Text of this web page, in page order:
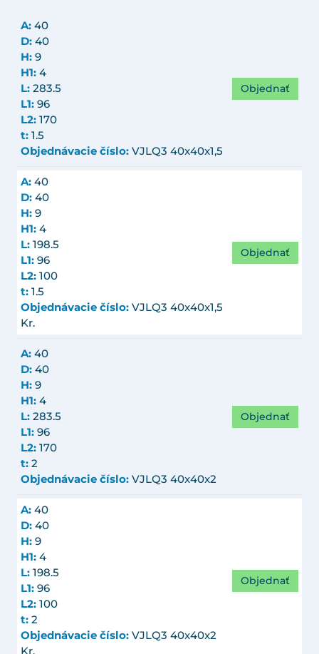
A: 40
D: 40
H: 9
H1: 4
L: 283.5
L1: 96
L2: 170
t: 1.5
Objednávacie číslo: VJLQ3 40x40x1,5
Objednať
A: 40
D: 40
H: 9
H1: 4
L: 198.5
L1: 96
L2: 100
t: 1.5
Objednávacie číslo: VJLQ3 40x40x1,5
Kr.
Objednať
A: 40
D: 40
H: 9
H1: 4
L: 283.5
L1: 96
L2: 170
t: 2
Objednávacie číslo: VJLQ3 40x40x2
Objednať
A: 40
D: 40
H: 9
H1: 4
L: 198.5
L1: 96
L2: 100
t: 2
Objednávacie číslo: VJLQ3 40x40x2
Kr.
Objednať